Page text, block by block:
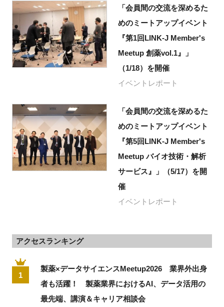
「会員間の交流を深めるた
めのミートアップイベント
『第1回LINK-J Member's
Meetup 創薬vol.1』」
（1/18）を開催
イベントレポート
「会員間の交流を深めるた
めのミートアップイベント
『第5回LINK-J Member's
Meetup バイオ技術・解析
サービス』」（5/17）を開
催
イベントレポート
アクセスランキング
1
製薬×データサイエンスMeetup2026 業界外出身
者も活躍！ 製薬業界におけるAI、データ活用の
最先端、講演＆キャリア相談会